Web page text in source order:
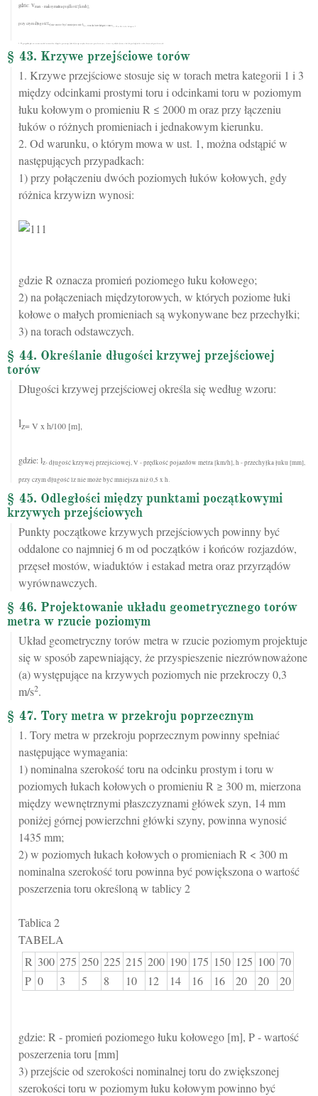
gdzie: Vmax - maksymalna prędkość [km/h],
przy czym długość L ł nie może być mniejsza niż Lł = 20 m dla torów kategorii 2 oraz L
§ 43. Krzywe przejściowe torów
1. Krzywe przejściowe stosuje się w torach metra kategorii 1 i 3
między odcinkami prostymi toru i odcinkami toru w poziomym
łuku kołowym o promieniu R ≤ 2000 m oraz przy łączeniu
łuków o różnych promieniach i jednakowym kierunku.
2. Od warunku, o którym mowa w ust. 1, można odstąpić w
następujących przypadkach:
1) przy połączeniu dwóch poziomych łuków kołowych, gdy
różnica krzywizn wynosi:
gdzie R oznacza promień poziomego łuku kołowego;
2) na połączeniach międzytorowych, w których poziome łuki
kołowe o małych promieniach są wykonywane bez przechyłki;
3) na torach odstawczych.
§ 44. Określanie długości krzywej przejściowej
torów
Długości krzywej przejściowej określa się według wzoru:
lz= V x h/100 [m],
gdzie: lz- długość krzywej przejściowej, V - prędkość pojazdów metra [km/h], h - przechyłka łuku [mm],
przy czym długość lz nie może być mniejsza niż 0,5 x h.
§ 45. Odległości między punktami początkowymi
krzywych przejściowych
Punkty początkowe krzywych przejściowych powinny być
oddalone co najmniej 6 m od początków i końców rozjazdów,
przęseł mostów, wiaduktów i estakad metra oraz przyrządów
wyrównawczych.
§ 46. Projektowanie układu geometrycznego torów
metra w rzucie poziomym
Układ geometryczny torów metra w rzucie poziomym projektuje
się w sposób zapewniający, że przyspieszenie niezrównoważone
(a) występujące na krzywych poziomych nie przekroczy 0,3
m/s2.
§ 47. Tory metra w przekroju poprzecznym
1. Tory metra w przekroju poprzecznym powinny spełniać
następujące wymagania:
1) nominalna szerokość toru na odcinku prostym i toru w
poziomych łukach kołowych o promieniu R ≥ 300 m, mierzona
między wewnętrznymi płaszczyznami główek szyn, 14 mm
poniżej górnej powierzchni główki szyny, powinna wynosić
1435 mm;
2) w poziomych łukach kołowych o promieniach R < 300 m
nominalna szerokość toru powinna być powiększona o wartość
poszerzenia toru określoną w tablicy 2
Tablica 2
TABELA
R 300 275 250 225 215 200 190 175 150 125 100 70
P 0 3 5 8 10 12 14 16 16 20 20 20
gdzie: R - promień poziomego łuku kołowego [m], P - wartość
poszerzenia toru [mm]
3) przejście od szerokości nominalnej toru do zwiększonej
szerokości toru w poziomym łuku kołowym powinno być